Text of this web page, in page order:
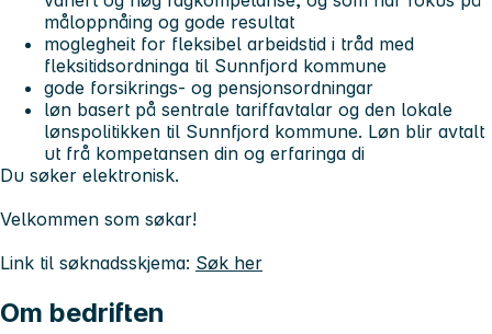
måloppnåing og gode resultat
moglegheit for fleksibel arbeidstid i tråd med
fleksitidsordninga til Sunnfjord kommune
gode forsikrings- og pensjonsordningar
løn basert på sentrale tariffavtalar og den lokale
lønspolitikken til Sunnfjord kommune. Løn blir avtalt
ut frå kompetansen din og erfaringa di
Du søker elektronisk.
Velkommen som søkar!
Link til søknadsskjema: Søk her
Om bedriften